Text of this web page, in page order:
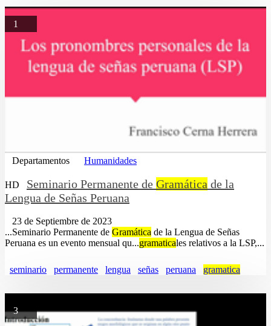
1
Departamentos Humanidades
HD Seminario Permanente de Gramática de la
Lengua de Señas Peruana
23 de Septiembre de 2023
...Seminario Permanente de Gramática de la Lengua de Señas
Peruana es un evento mensual qu...gramaticales relativos a la LSP,...
seminario permanente lengua señas peruana gramatica
3